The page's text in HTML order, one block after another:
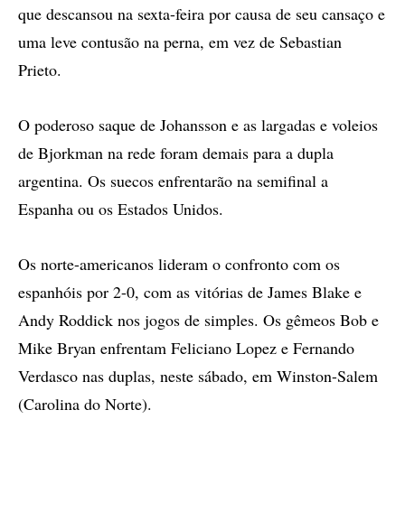
que descansou na sexta-feira por causa de seu cansaço e
uma leve contusão na perna, em vez de Sebastian
Prieto.
O poderoso saque de Johansson e as largadas e voleios
de Bjorkman na rede foram demais para a dupla
argentina. Os suecos enfrentarão na semifinal a
Espanha ou os Estados Unidos.
Os norte-americanos lideram o confronto com os
espanhóis por 2-0, com as vitórias de James Blake e
Andy Roddick nos jogos de simples. Os gêmeos Bob e
Mike Bryan enfrentam Feliciano Lopez e Fernando
Verdasco nas duplas, neste sábado, em Winston-Salem
(Carolina do Norte).